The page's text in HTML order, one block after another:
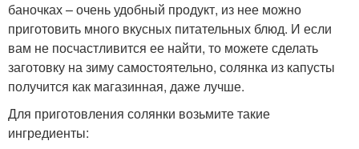
баночках – очень удобный продукт, из нее можно
приготовить много вкусных питательных блюд. И если
вам не посчастливится ее найти, то можете сделать
заготовку на зиму самостоятельно, солянка из капусты
получится как магазинная, даже лучше.
Для приготовления солянки возьмите такие
ингредиенты: